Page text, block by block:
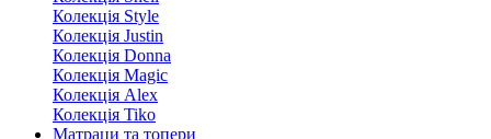
Колекція Style
Колекція Justin
Колекція Donna
Колекція Magic
Колекція Alex
Колекція Tiko
Матраци та топери